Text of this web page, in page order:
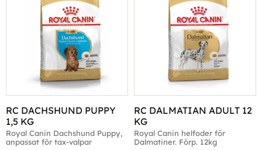
RC DACHSHUND PUPPY
1,5 KG
Royal Canin Dachshund Puppy,
anpassat för tax-valpar
RC DALMATIAN ADULT 12
KG
Royal Canin helfoder för
Dalmatiner. Förp. 12kg